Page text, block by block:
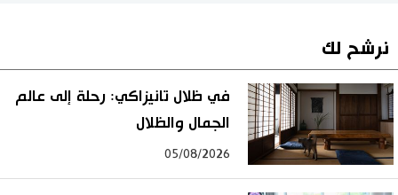
نرشح لك
في ظلال تانيزاكي: رحلة إلى عالم
الجمال والظلال
05/08/2026